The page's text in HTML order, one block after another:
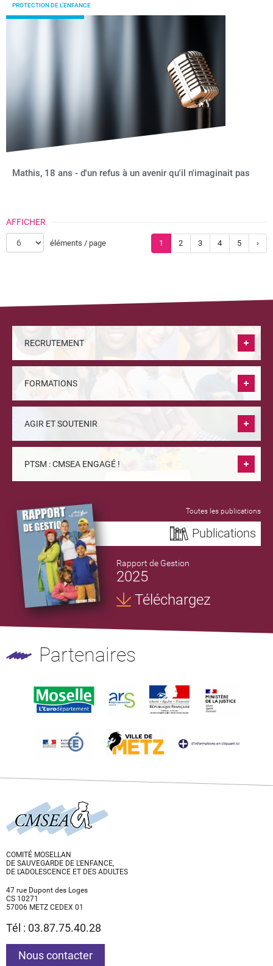
PROTECTION DE L’ENFANCE
Mathis, 18 ans - d'un refus à un avenir qu'il n'imaginait pas
1 2 3 4 5 ›
AFFICHER
éléments / page
RECRUTEMENT
FORMATIONS
AGIR ET SOUTENIR
PTSM : CMSEA ENGAGÉ !
Toutes les publications
Publications
Rapport de Gestion
2025
Téléchargez
Partenaires
COMITÉ MOSELLAN
DE SAUVEGARDE DE L'ENFANCE,
DE L'ADOLESCENCE ET DES ADULTES
47 rue Dupont des Loges
CS 10271
57006 METZ CEDEX 01
Tél : 03.87.75.40.28
Nous contacter